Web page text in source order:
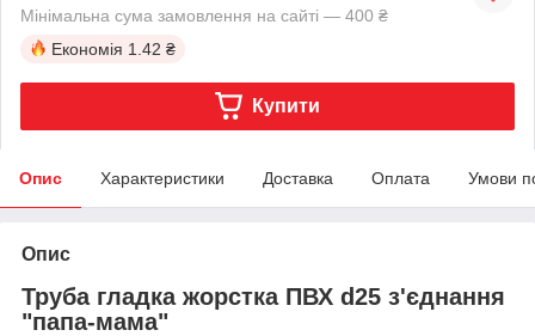
Мінімальна сума замовлення на сайті — 400 ₴
Економія 1.42 ₴
Купити
Опис Характеристики Доставка Оплата Умови
Опис
Труба гладка жорстка ПВХ d25 з'єднання
"папа-мама"